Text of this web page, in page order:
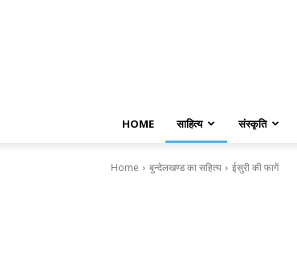
HOME साहित्य संस्कृति
Home बुन्देलखण्ड का सहित्य ईसुरी की फागें